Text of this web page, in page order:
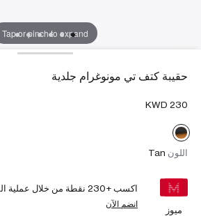
Tap or pinch to expand
حقيبة كتف تي مونوغرام جلدية
اللون Tan
ميوز
اكسب +230 نقطة من خلال عملية
انضم الآن